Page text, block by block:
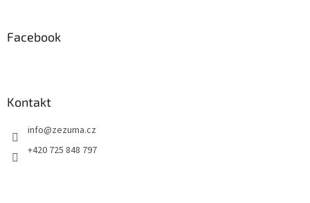
Facebook
Kontakt
info@zezuma.cz
+420 725 848 797